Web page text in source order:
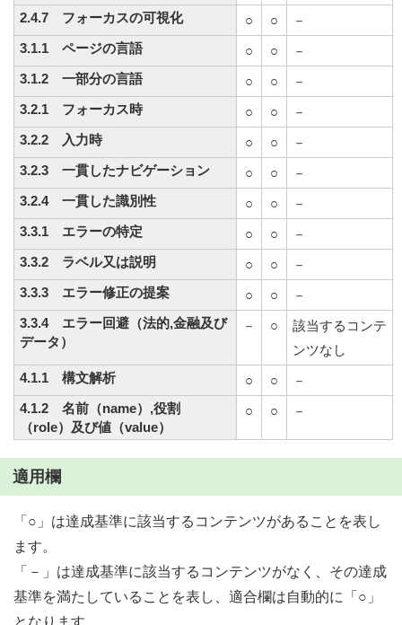
2.4.7 フォーカスの可視化
○ ○
－
3.1.1 ページの言語
○ ○
－
3.1.2 一部分の言語
○ ○
－
3.2.1 フォーカス時
○ ○
－
3.2.2 入力時
○ ○
－
3.2.3 一貫したナビゲーション
○ ○
－
3.2.4 一貫した識別性
○ ○
－
3.3.1 エラーの特定
○ ○
－
3.3.2 ラベル又は説明
○ ○
－
3.3.3 エラー修正の提案
○ ○
－
3.3.4 エラー回避（法的,金融及び
データ）
－ ○
該当するコンテ
ンツなし
4.1.1 構文解析
○ ○
－
4.1.2 名前（name）,役割
（role）及び値（value）
○ ○ －
適用欄
「○」は達成基準に該当するコンテンツがあることを表し
ます。
「－」は達成基準に該当するコンテンツがなく、その達成
基準を満たしていることを表し、適合欄は自動的に「○」
となります。